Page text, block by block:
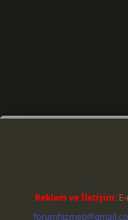
giriş
Reklam ve İletişim: